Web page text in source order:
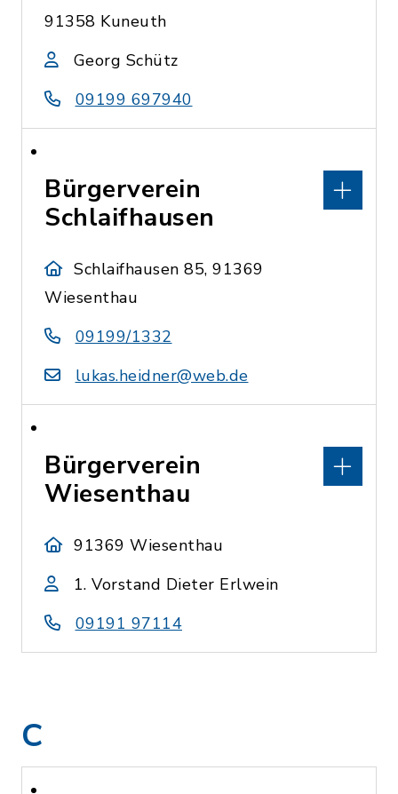
91358 Kuneuth
Georg Schütz
09199 697940
Bürgerverein
Schlaifhausen
Schlaifhausen 85, 91369
Wiesenthau
09199/1332
lukas.heidner@web.de
Bürgerverein
Wiesenthau
91369 Wiesenthau
1. Vorstand Dieter Erlwein
09191 97114
C